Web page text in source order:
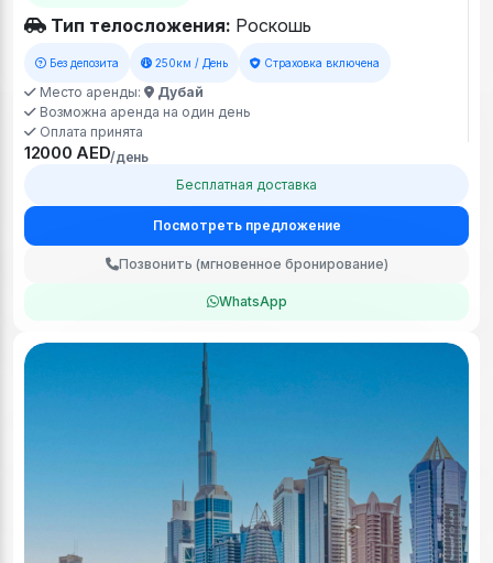
Тип телосложения: Роскошь
Без депозита 250км / День Страховка включена
Место аренды:
Дубай
Возможна аренда на один день
Оплата принята
12000 AED/день
Бесплатная доставка
Посмотреть предложение
Позвонить (мгновенное бронирование)
WhatsApp